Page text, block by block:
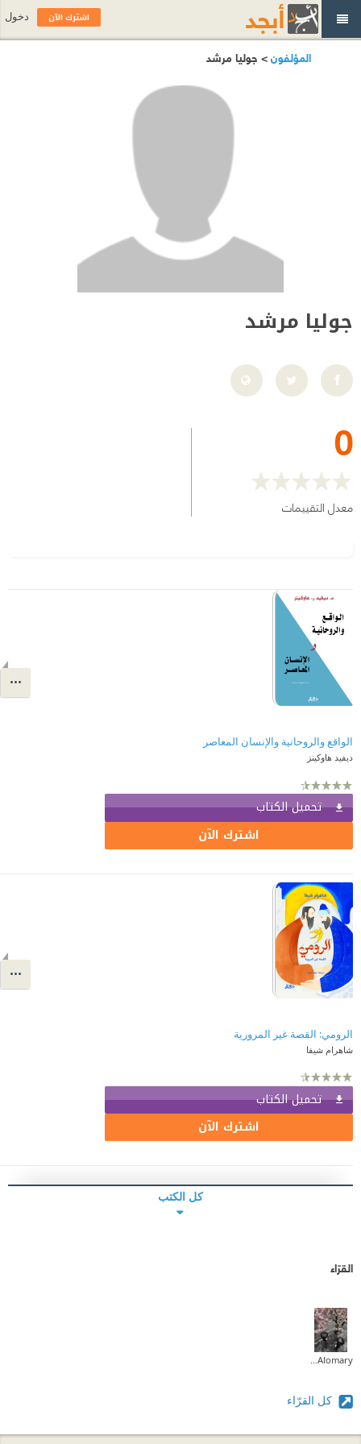
المؤلفون> جوليا مرشد
جوليا مرشد
0
معدل التقييمات
الواقع والروحانية والإنسان المعاصر
ديفيد هاوكينز
تحميل الكتاب
اشترك الآن
الرومي: القصة غير المرورية
شاهرام شيفا
تحميل الكتاب
اشترك الآن
كل الكتب
القرّاء
كل القرّاء
اشترك الآن دخول